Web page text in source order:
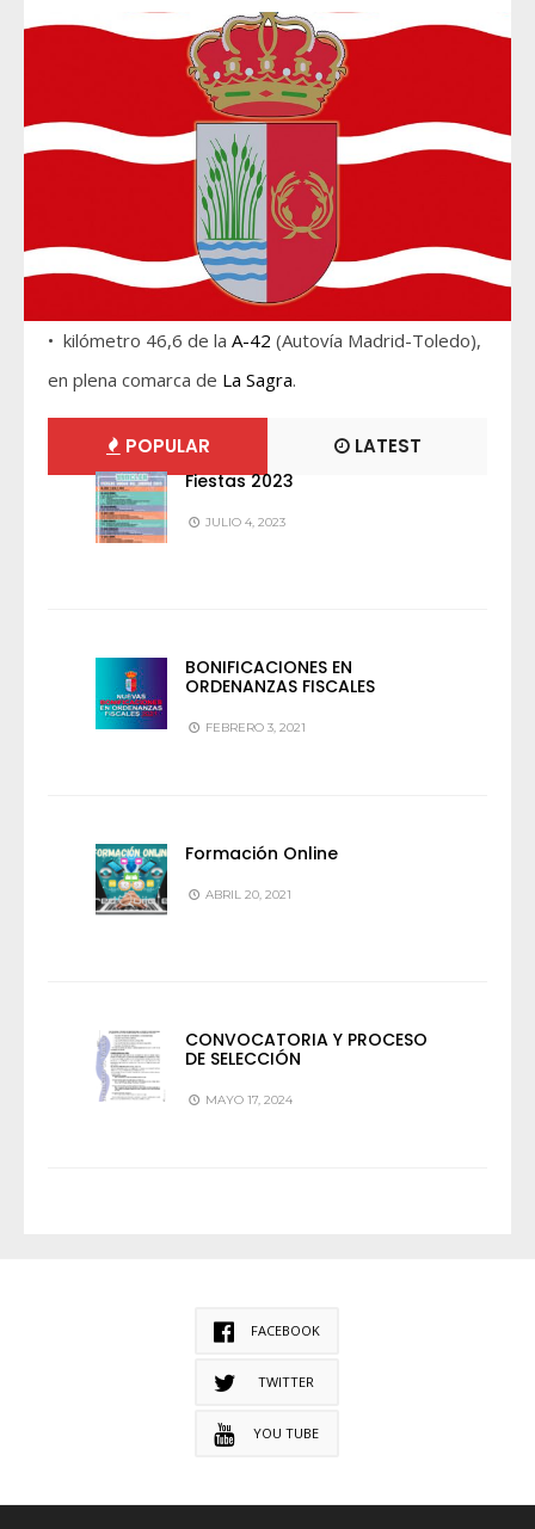
• kilómetro 46,6 de la A-42 (Autovía Madrid-Toledo),
en plena comarca de La Sagra.
POPULAR LATEST
Fiestas 2023
JULIO 4, 2023
BONIFICACIONES EN
ORDENANZAS FISCALES
FEBRERO 3, 2021
Formación Online
ABRIL 20, 2021
CONVOCATORIA Y PROCESO
DE SELECCIÓN
MAYO 17, 2024
FACEBOOK
TWITTER
YOU TUBE